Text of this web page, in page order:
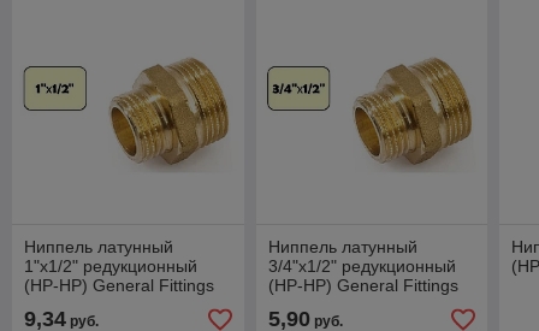
Ниппель латунный
1"х1/2" редукционный
(НР-НР) General Fittings
9,34 руб.
Ниппель латунный
3/4"х1/2" редукционный
(НР-НР) General Fittings
5,90руб.